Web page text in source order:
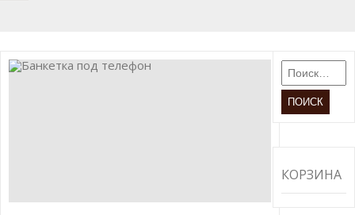
Найти:
КОРЗИНА